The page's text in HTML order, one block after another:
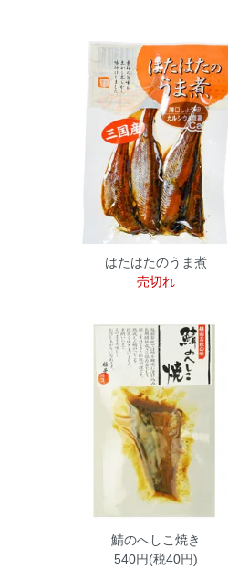
はたはたのうま煮
売切れ
鯖のへしこ焼き
540円(税40円)